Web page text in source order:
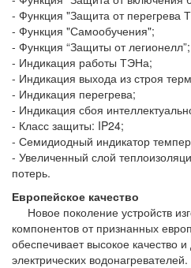
- Функция "Защита от перегрева
- Функция "Самообучения";
- Функция “Защиты от легионелл”;
- Индикация работы ТЭНа;
- Индикация выхода из строя
- Индикация перегрева;
- Индикация сбоя
- Класс защиты: IP24;
- Семидиодный индикатор
- Увеличенный слой
потерь.
Европейское качество
Новое поколение устройств
компонентов от признанных
обеспечивает высокое качество
электрических водонагревателей.